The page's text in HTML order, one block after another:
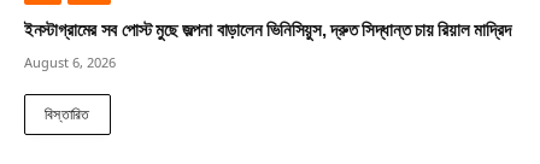
ইনস্টাগ্রামের সব পোস্ট মুছে জল্পনা বাড়ালেন ভিনিসিয়ুস, দ্রুত সিদ্ধান্ত চায় রিয়াল মাদ্রিদ
August 6, 2026
বিস্তারিত